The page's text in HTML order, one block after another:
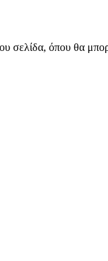
σελίδα, όπου θα